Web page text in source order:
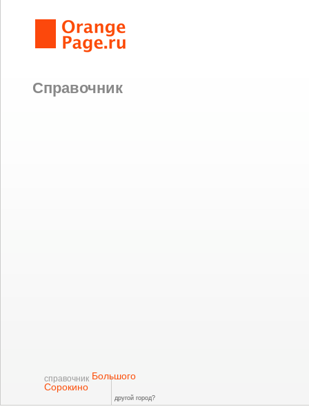
Справочник
справочник Большого
Сорокино
другой город?